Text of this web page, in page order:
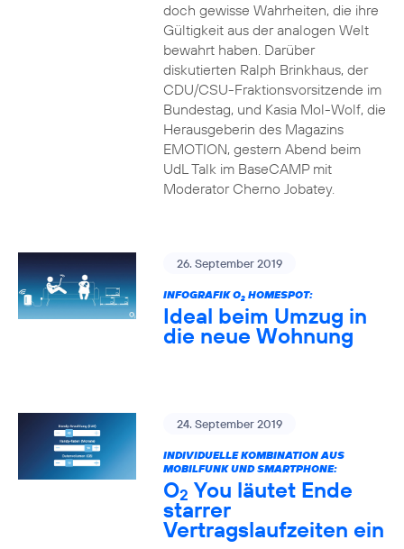
doch gewisse Wahrheiten, die ihre
Gültigkeit aus der analogen Welt
bewahrt haben. Darüber
diskutierten Ralph Brinkhaus, der
CDU/CSU-Fraktionsvorsitzende im
Bundestag, und Kasia Mol-Wolf, die
Herausgeberin des Magazins
EMOTION, gestern Abend beim
UdL Talk im BaseCAMP mit
Moderator Cherno Jobatey.
26. September 2019
INFOGRAFIK O2HOMESPOT:
Ideal beim Umzug in
die neue Wohnung
24. September 2019
INDIVIDUELLE KOMBINATION AUS
MOBILFUNK UND SMARTPHONE:
O2 You läutet Ende
starrer
Vertragslaufzeiten ein